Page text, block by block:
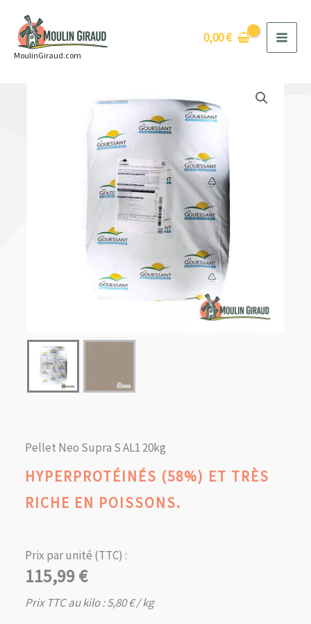
contenu
MoulinGiraud.com
0,00€
Pellet Neo Supra S AL1 20kg
HYPERPROTÉINÉS (58%) ET TRÈS
RICHE EN POISSONS.
Prix par unité (TTC) :
115,99€
Prix TTC au kilo :5,80€/ kg